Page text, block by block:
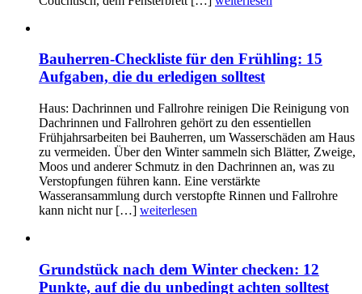
Bauherren-Checkliste für den Frühling: 15
Aufgaben, die du erledigen solltest
Haus: Dachrinnen und Fallrohre reinigen Die Reinigung von
Dachrinnen und Fallrohren gehört zu den essentiellen
Frühjahrsarbeiten bei Bauherren, um Wasserschäden am Haus
zu vermeiden. Über den Winter sammeln sich Blätter, Zweige,
Moos und anderer Schmutz in den Dachrinnen an, was zu
Verstopfungen führen kann. Eine verstärkte
Wasseransammlung durch verstopfte Rinnen und Fallrohre
kann nicht nur […] weiterlesen
Grundstück nach dem Winter checken: 12
Punkte, auf die du unbedingt achten solltest